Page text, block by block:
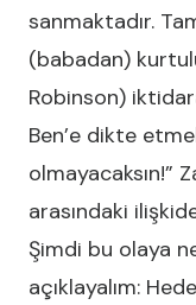
sanmaktadır.
(babadan)
Robinson)
Ben’e dikte
olmayacaksın!”
arasındaki
Şimdi bu olaya
açıklayalım: